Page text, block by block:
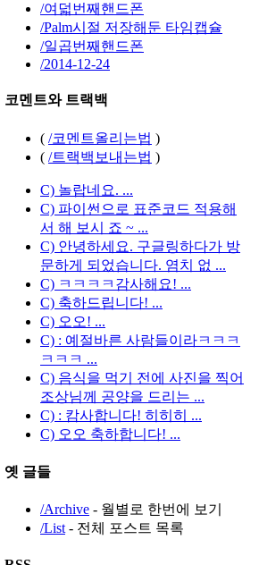
/여덟번째핸드폰
/Palm시절 저장해둔 타임캡슐
/일곱번째핸드폰
/2014-12-24
코멘트와 트랙백
( /코멘트올리는법 )
( /트랙백보내는법 )
C) 놀랍네요. ...
C) 파이썬으로 표준코드 적용해
서 해 보시 죠 ~ ...
C) 안녕하세요. 구글링하다가 방
문하게 되었습니다. 염치 없 ...
C) ㅋㅋㅋㅋ감사해요! ...
C) 축하드립니다! ...
C) 오오! ...
C) : 예절바른 사람들이라ㅋㅋㅋ
ㅋㅋㅋ ...
C) 음식을 먹기 전에 사진을 찍어
조상님께 공양을 드리는 ...
C) : 캄사합니다! 히히히 ...
C) 오오 축하합니다! ...
옛 글들
/Archive - 월별로 한번에 보기
/List - 전체 포스트 목록